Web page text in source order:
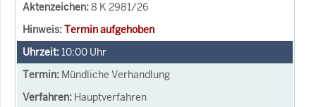
8 K 2981/26
Termin aufgehoben
10:00 Uhr
Mündliche Verhandlung
Hauptverfahren